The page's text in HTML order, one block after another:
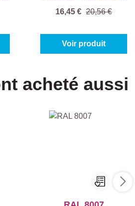
9001
16,45 € 20,56 €
Voir produit
acheté aussi